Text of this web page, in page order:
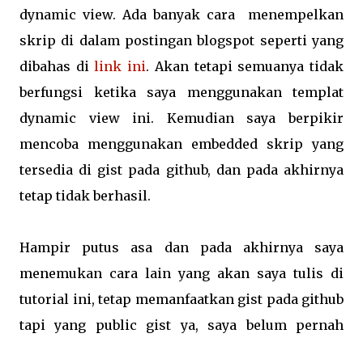
dynamic view. Ada banyak cara menempelkan
skrip di dalam postingan blogspot seperti yang
dibahas dilink ini. Akan tetapi semuanya tidak
berfungsi ketika saya menggunakan templat
dynamic view ini. Kemudian saya berpikir
mencoba menggunakan embedded skrip yang
tersedia di gist pada github, dan pada akhirnya
tetap tidak berhasil.
Hampir putus asa dan pada akhirnya saya
menemukan cara lain yang akan saya tulis di
tutorial ini, tetap memanfaatkan gist pada github
tapi yang public gist ya, saya belum pernah